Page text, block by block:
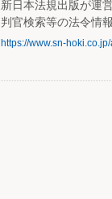
新日本法規出版が運
判官検索等の法令情
https://www.sn-